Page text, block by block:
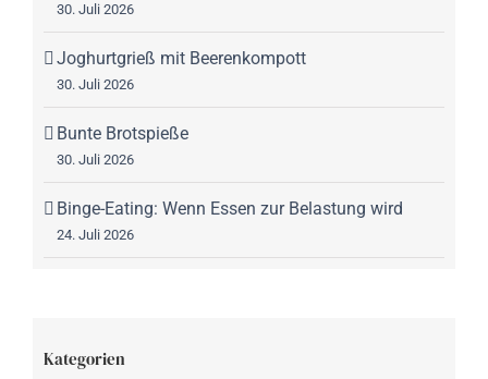
30. Juli 2026
Joghurtgrieß mit Beerenkompott
30. Juli 2026
Bunte Brotspieße
30. Juli 2026
Binge-Eating: Wenn Essen zur Belastung wird
24. Juli 2026
Kategorien